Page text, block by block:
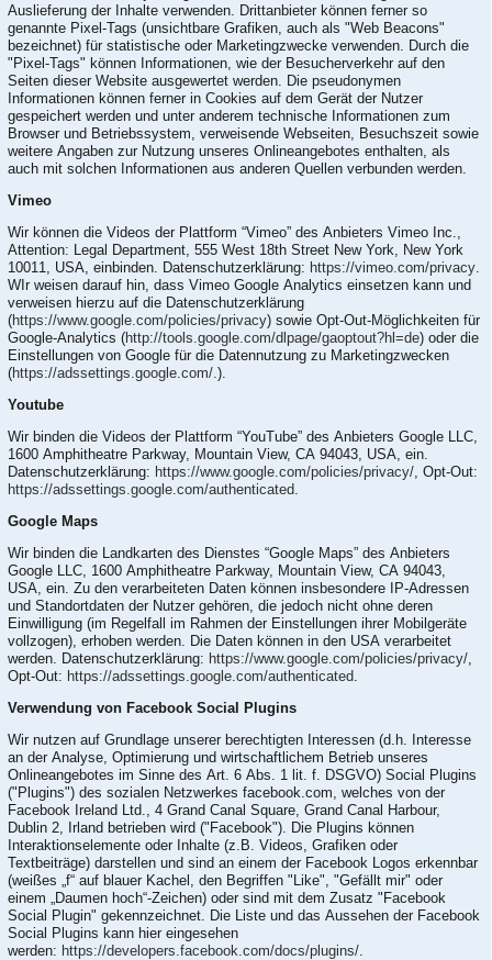
Auslieferung der Inhalte verwenden. Drittanbieter können ferner so
genannte Pixel-Tags (unsichtbare Grafiken, auch als "Web Beacons"
bezeichnet) für statistische oder Marketingzwecke verwenden. Durch die
"Pixel-Tags" können Informationen, wie der Besucherverkehr auf den
Seiten dieser Website ausgewertet werden. Die pseudonymen
Informationen können ferner in Cookies auf dem Gerät der Nutzer
gespeichert werden und unter anderem technische Informationen zum
Browser und Betriebssystem, verweisende Webseiten, Besuchszeit sowie
weitere Angaben zur Nutzung unseres Onlineangebotes enthalten, als
auch mit solchen Informationen aus anderen Quellen verbunden werden.
Vimeo
Wir können die Videos der Plattform “Vimeo” des Anbieters Vimeo Inc.,
Attention: Legal Department, 555 West 18th Street New York, New York
10011, USA, einbinden. Datenschutzerklärung: https://vimeo.com/privacy
WIr weisen darauf hin, dass Vimeo Google Analytics einsetzen kann und
verweisen hierzu auf die Datenschutzerklärung
(https://www.google.com/policies/privacy) sowie Opt-Out-Möglichkeiten für
Google-Analytics (http://tools.google.com/dlpage/gaoptout?hl=de) oder die
Einstellungen von Google für die Datennutzung zu Marketingzwecken
(https://adssettings.google.com/. ).
Youtube
Wir binden die Videos der Plattform “YouTube” des Anbieters Google LLC,
1600 Amphitheatre Parkway, Mountain View, CA 94043, USA, ein.
Datenschutzerklärung: https://www.google.com/policies/privacy/ , Opt-Out:
https://adssettings.google.com/authenticated
Google Maps
Wir binden die Landkarten des Dienstes “Google Maps” des Anbieters
Google LLC, 1600 Amphitheatre Parkway, Mountain View, CA 94043,
USA, ein. Zu den verarbeiteten Daten können insbesondere IP-Adressen
und Standortdaten der Nutzer gehören, die jedoch nicht ohne deren
Einwilligung (im Regelfall im Rahmen der Einstellungen ihrer Mobilgeräte
vollzogen), erhoben werden. Die Daten können in den USA verarbeitet
werden. Datenschutzerklärung: https://www.google.com/policies/privacy/
Opt-Out: https://adssettings.google.com/authenticated
Verwendung von Facebook Social Plugins
Wir nutzen auf Grundlage unserer berechtigten Interessen (d.h. Interesse
an der Analyse, Optimierung und wirtschaftlichem Betrieb unseres
Onlineangebotes im Sinne des Art. 6 Abs. 1 lit. f. DSGVO) Social Plugins
("Plugins") des sozialen Netzwerkes facebook.com, welches von der
Facebook Ireland Ltd., 4 Grand Canal Square, Grand Canal Harbour,
Dublin 2, Irland betrieben wird ("Facebook"). Die Plugins können
Interaktionselemente oder Inhalte (z.B. Videos, Grafiken oder
Textbeiträge) darstellen und sind an einem der Facebook Logos erkennbar
(weißes „f“ auf blauer Kachel, den Begriffen "Like", "Gefällt mir" oder
einem „Daumen hoch“-Zeichen) oder sind mit dem Zusatz "Facebook
Social Plugin" gekennzeichnet. Die Liste und das Aussehen der Facebook
Social Plugins kann hier eingesehen
werden: https://developers.facebook.com/docs/plugins/